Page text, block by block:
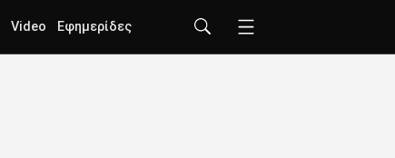
Video Εφημερίδες